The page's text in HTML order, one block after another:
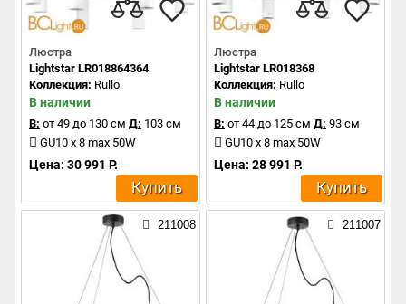
Люстра
Lightstar LR018864364
Коллекция: Rullo
В наличии
В: от 49 до 130 см Д: 103 см
GU10 x 8 max 50W
Цена: 30 991 Р.
Купить
Люстра
Lightstar LR018368
Коллекция: Rullo
В наличии
В: от 44 до 125 см Д: 93 см
GU10 x 8 max 50W
Цена: 28 991 Р.
Купить
211008 211007